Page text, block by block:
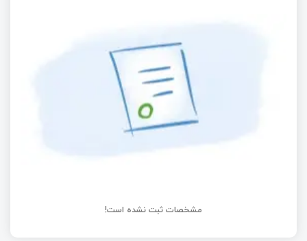
آردوینو برد جدید معرفی می‌کند!
آردوینو چیست؟ + بررسی انواع برد آردوینو
مشخصات ثبت نشده است!